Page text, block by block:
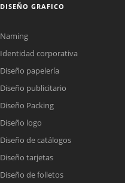
DISEÑO GRAFICO
Naming
Identidad corporativa
Diseño papelería
Diseño publicitario
Diseño Packing
Diseño logo
Diseño de catálogos
Diseño tarjetas
Diseño de folletos